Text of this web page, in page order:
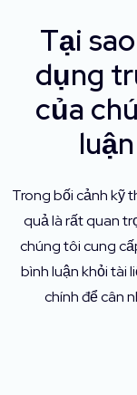
Tại
dụng
của
Trong bối cảnh kỹ
quả là rất quan
chúng tôi cung
bình luận khỏi tài
chính để cân